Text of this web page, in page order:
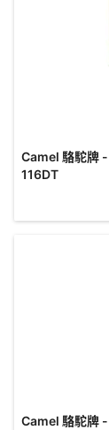
Camel 駱駝牌
116DT
Camel 駱駝牌